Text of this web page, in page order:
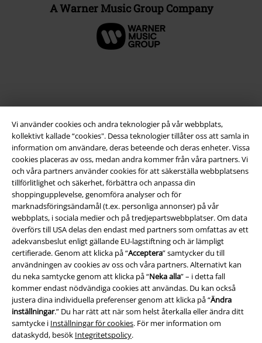
Vi använder cookies och andra teknologier på vår webbplats,
kollektivt kallade “cookies". Dessa teknologier tillåter oss att samla in
information om användare, deras beteende och deras enheter. Vissa
cookies placeras av oss, medan andra kommer från våra partners. Vi
och våra partners använder cookies för att säkerställa webbplatsens
tillförlitlighet och säkerhet, förbättra och anpassa din
shoppingupplevelse, genomföra analyser och för
marknadsföringsändamål (t.ex. personliga annonser) på vår
webbplats, i sociala medier och på tredjepartswebbplatser. Om data
överförs till USA delas den endast med partners som omfattas av ett
adekvansbeslut enligt gällande EU-lagstiftning och är lämpligt
certifierade. Genom att klicka på “Acceptera” samtycker du till
användningen av cookies av oss och våra partners. Alternativt kan
du neka samtycke genom att klicka på “Neka alla” – i detta fall
kommer endast nödvändiga cookies att användas. Du kan också
justera dina individuella preferenser genom att klicka på “Ändra
inställningar.” Du har rätt att när som helst återkalla eller ändra ditt
samtycke i Inställningar för cookies. För mer information om
dataskydd, besök Integritetspolicy.
A Warner Music Group Company
Juridisk information/Villkor
Villkor
Om oss
Ladda ner villkoren
Avfallshantering och miljöskydd
Försäkran om överensstämmelse
Information om tillgänglighet